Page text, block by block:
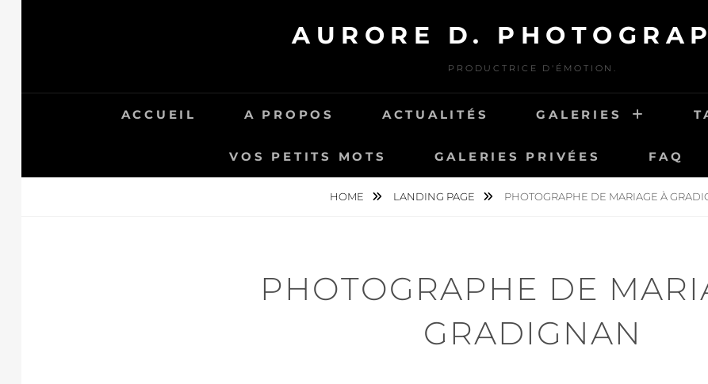
AURORE D.
PRODUCTRICE D'ÉMOTION.
ACCUEIL A PROPOS ACTUALITÉS GALERIES
VOS PETITS MOTS GALERIES PRIVÉES FAQ
HOME LANDING PAGE PHOTOGRAPHE DE MARIAGE À
PHOTOGRAPHE DE
GRADIGNAN